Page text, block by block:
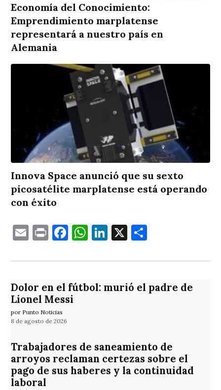
Economía del Conocimiento:
Emprendimiento marplatense
representará a nuestro país en
Alemania
Innova Space anunció que su sexto
picosatélite marplatense está operando
con éxito
EmailPrintFacebook
WhatsApp
LinkedIn
X
Dolor en el fútbol: murió el padre de
Lionel Messi
por Punto Noticias
8 de agosto de 2026
Trabajadores de saneamiento de
arroyos reclaman certezas sobre el
pago de sus haberes y la continuidad
laboral